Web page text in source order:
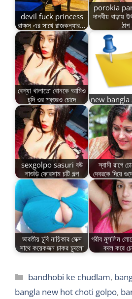
devil fuck princess
রাক্ষস এর সাথে রাজকন্যার…
porokia
দানবীয় বাড়ায়
ঠাপ
বেশ্যা খালাতো বোনকে আমিও
চুদি ওর শ্বশুরও চোদে
new
sexgolpo sasuri বউ
শাশুড়ি ফোরসাম চটি গল্প
স্বামী রাগে
দেবরকে দিয়ে
ভারতীয় চুবি নায়িকার সেক্স
সাথে কয়েকজন চাকর চুদলো
গরীব মুসলিম
বদল করে
Categories
bandhobi ke chudlam,
bangla new hot choti golpo,